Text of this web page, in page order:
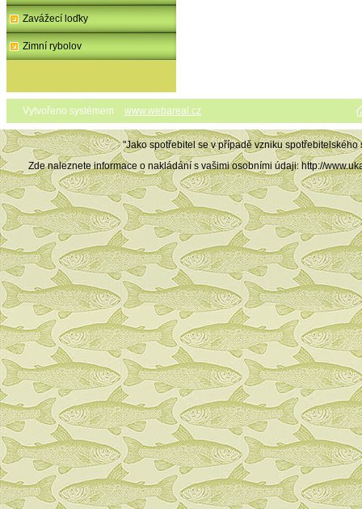
Zavážecí loďky
Zimní rybolov
Vytvořeno systémem www.webareal.cz
"Jako spotřebitel se v případě vzniku
Zde naleznete informace o nakládání s vašimi osobními údaji: http://